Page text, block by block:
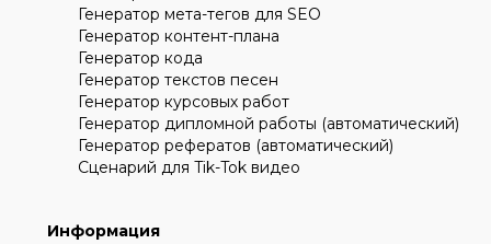
Генератор мета-тегов для SEO
Генератор контент-плана
Генератор кода
Генератор текстов песен
Генератор курсовых работ
Генератор дипломной работы (автоматический)
Генератор рефератов (автоматический)
Сценарий для Tik-Tok видео
Информация